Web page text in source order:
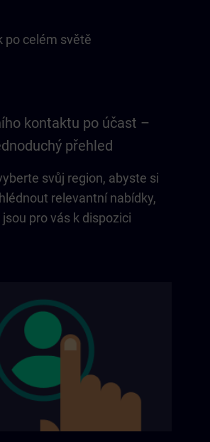
po celém světě
kontaktu po účast –
přehled
svůj region, abyste si
relevantní nabídky,
pro vás k dispozici